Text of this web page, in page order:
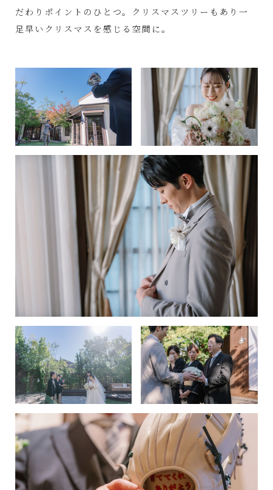
だわりポイントのひとつ。クリスマスツリーもあり一
足早いクリスマスを感じる空間に。